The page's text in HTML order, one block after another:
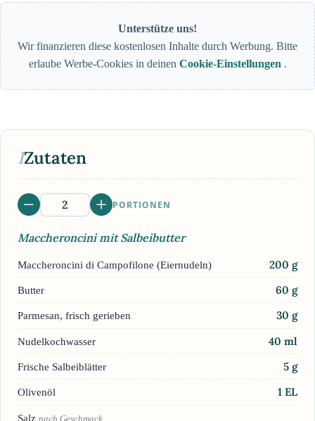
Unterstütze uns!
Wir finanzieren diese kostenlosen Inhalte durch Werbung. Bitte
erlaube Werbe-Cookies in deinen Cookie-Einstellungen .
IZutaten
PORTIONEN
Maccheroncini mit Salbeibutter
Maccheroncini di Campofilone (Eiernudeln) 200 g
Butter 60 g
Parmesan, frisch gerieben 30 g
Nudelkochwasser 40 ml
Frische Salbeiblätter 5 g
Olivenöl 1 EL
Salz nach Geschmack